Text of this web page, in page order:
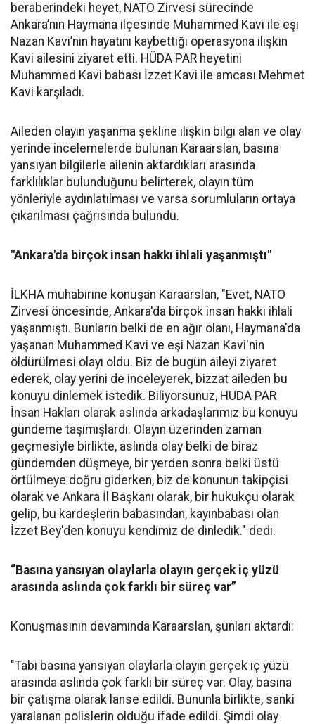
beraberindeki heyet, NATO Zirvesi sürecinde
Ankara’nın Haymana ilçesinde Muhammed Kavi ile eşi
Nazan Kavi’nin hayatını kaybettiği operasyona ilişkin
Kavi ailesini ziyaret etti. HÜDA PAR heyetini
Muhammed Kavi babası İzzet Kavi ile amcası Mehmet
Kavi karşıladı.
Aileden olayın yaşanma şekline ilişkin bilgi alan ve olay
yerinde incelemelerde bulunan Karaarslan, basına
yansıyan bilgilerle ailenin aktardıkları arasında
farklılıklar bulunduğunu belirterek, olayın tüm
yönleriyle aydınlatılması ve varsa sorumluların ortaya
çıkarılması çağrısında bulundu.
"Ankara'da birçok insan hakkı ihlali yaşanmıştı"
İLKHA muhabirine konuşan Karaarslan, "Evet, NATO
Zirvesi öncesinde, Ankara'da birçok insan hakkı ihlali
yaşanmıştı. Bunların belki de en ağır olanı, Haymana'da
yaşanan Muhammed Kavi ve eşi Nazan Kavi'nin
öldürülmesi olayı oldu. Biz de bugün aileyi ziyaret
ederek, olay yerini de inceleyerek, bizzat aileden bu
konuyu dinlemek istedik. Biliyorsunuz, HÜDA PAR
İnsan Hakları olarak aslında arkadaşlarımız bu konuyu
gündeme taşımışlardı. Olayın üzerinden zaman
geçmesiyle birlikte, aslında olay belki de biraz
gündemden düşmeye, bir yerden sonra belki üstü
örtülmeye doğru giderken, biz de konunun takipçisi
olarak ve Ankara İl Başkanı olarak, bir hukukçu olarak
gelip, bu kardeşlerin babasından, kayınbabası olan
İzzet Bey'den konuyu kendimiz de dinledik." dedi.
“Basına yansıyan olaylarla olayın gerçek iç yüzü
arasında aslında çok farklı bir süreç var”
Konuşmasının devamında Karaarslan, şunları aktardı:
"Tabi basına yansıyan olaylarla olayın gerçek iç yüzü
arasında aslında çok farklı bir süreç var. Olay, basına
bir çatışma olarak lanse edildi. Bununla birlikte, sanki
yaralanan polislerin olduğu ifade edildi. Şimdi olay